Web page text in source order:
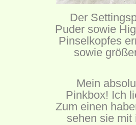
Der
Puder sowie
Pinselkopfes
sowie
Mein
Pinkbox! Ich
Zum einen
sehen sie mit